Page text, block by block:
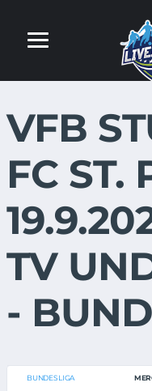
VFB
FC ST.
TV
-
BUNDESLIGA